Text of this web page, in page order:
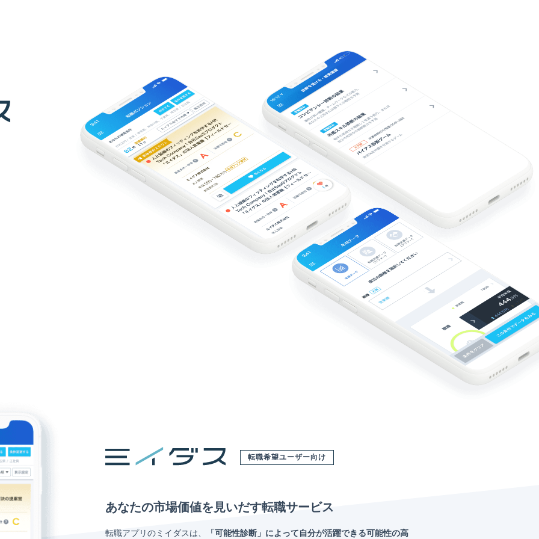
転職希望ユーザー向け
あなたの市場価値を見いだす転職サービス
転職アプリのミイダスは、 「可能性診断」によって自分が活躍できる可能性の高